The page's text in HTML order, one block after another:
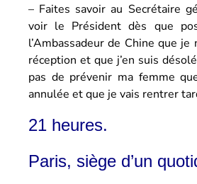
– Faites savoir au Secrétaire
voir le Président dès que
l’Ambassadeur de Chine que
réception et que j’en suis
pas de prévenir ma femme
annulée et que je vais rentrer
21 heures.
Paris, siège d’un